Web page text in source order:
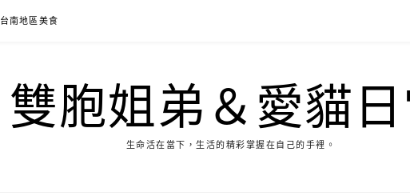
台南地區美食
雙胞姐弟＆愛貓
生命活在當下，生活的精彩掌握在自己的手裡。